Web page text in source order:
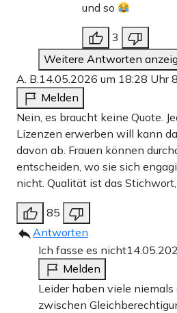
und so
3
Weitere Antworten
A. B.14.05.2026 um 18:28 Uhr
Melden
Nein, es braucht keine Quote.
Lizenzen erwerben will kann
davon ab. Frauen können
entscheiden, wo sie sich
nicht. Qualität ist das
85
Antworten
Ich fasse es nicht
Melden
Leider haben viele
zwischen